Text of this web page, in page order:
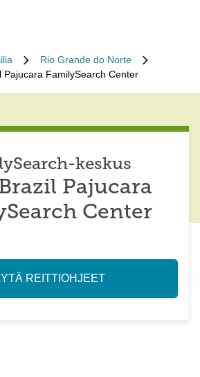
Rio Grande do Norte
Pajucara FamilySearch Center
keskus
Pajucara
Center
REITTIOHJEET